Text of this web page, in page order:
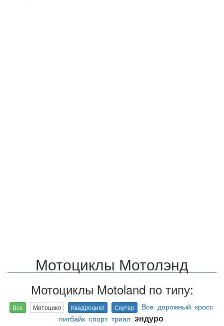
Мотоциклы Мотолэнд
Мотоциклы Motoland по типу:
Все Мотоцикл Квадроцикл Скутер Все дорожный кросс
питбайк спорт триал эндуро